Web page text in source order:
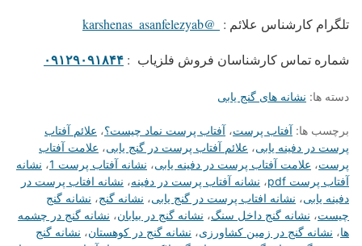
تلگرام کارشناس علائم : @karshenas_asanfelezyab
شماره تماس کارشناسان فروش فلزیاب : ۰۹۱۲۹۰۹۱۸۴۴
دسته ها: نشانه های گنج یابی
برچسب ها: آفتاب پرست، آفتاب پرست نماد چیست؟، علائم آفتاب
پرست در دفینه یابی، علائم آفتاب پرست در گنج یابی، علامت آفتاب
پرست، علامت آفتاب پرست در دفینه یابی، نشانه آفتاب پرست 1 ، نشانه
آفتاب پرست pdf
، نشانه آفتاب پرست در دفینه، نشانه افتاب پرست در
دفینه یابی، نشانه افتاب پرست در گنج یابی، نشانه گنج، نشانه گنج
چیست، نشانه گنج داخل سنگ، نشانه گنج در بیابان، نشانه گنج در چشمه
ها، نشانه گنج در زمین کشاورزی، نشانه گنج در کوهستان، نشانه گنج